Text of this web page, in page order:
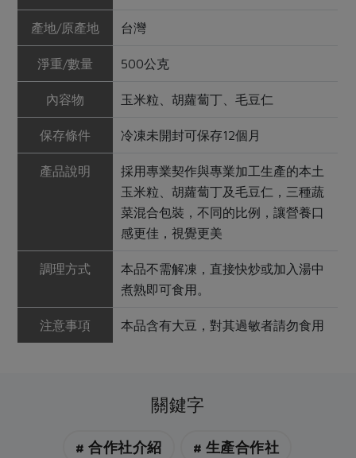
產地/原產地 台灣
淨重/數量 500公克
內容物 玉米粒、胡蘿蔔丁、毛豆仁
保存條件 冷凍未開封可保存12個月
產品說明
採用專業契作與專業加工生產的本土
玉米粒、胡蘿蔔丁及毛豆仁，三種蔬
菜混合包裝，不同的比例，讓營養口
感更佳，視覺更美
調理方式
本品不需解凍，直接快炒或加入湯中
煮熟即可食用。
注意事項 本品含有大豆，對其過敏者請勿食用
關鍵字
# 合作社介紹 # 生產合作社